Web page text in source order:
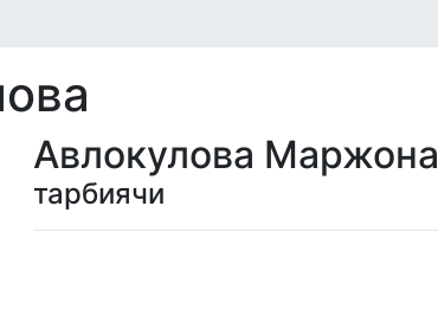
Авлокулова Маржона
тарбиячи